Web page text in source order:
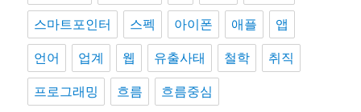
스마트포인터 스펙 아이폰 애플 앱
언어 업계 웹 유출사태 철학 취직
프로그래밍 흐름 흐름중심